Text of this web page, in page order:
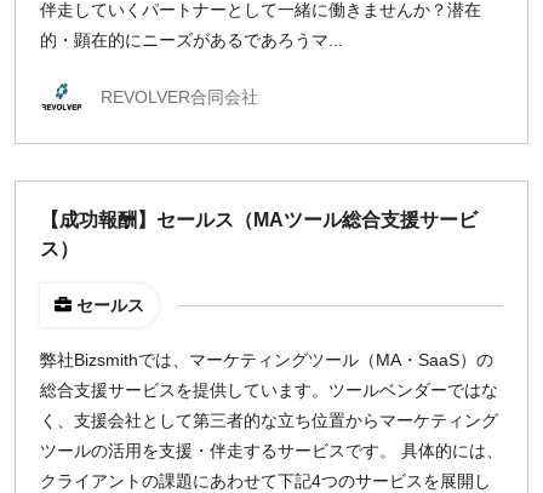
伴走していくパートナーとして一緒に働きませんか？ ​ 潜在
的・顕在的にニーズがあるであろうマ...
REVOLVER合同会社
【成功報酬】セールス（MAツール総合支援サービ
ス）
セールス
弊社Bizsmithでは、マーケティングツール（MA・SaaS）の
総合支援サービスを提供しています。ツールベンダーではな
く、支援会社として第三者的な立ち位置からマーケティング
ツールの活用を支援・伴走するサービスです。 具体的には、
クライアントの課題にあわせて下記4つのサービスを展開し